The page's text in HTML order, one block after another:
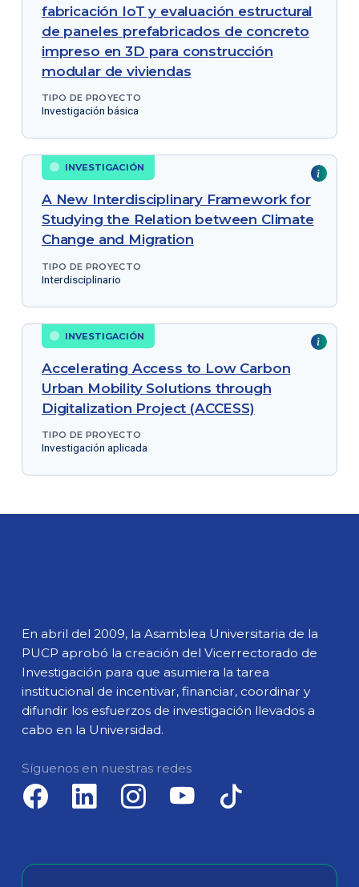
fabricación IoT y evaluación estructural
de paneles prefabricados de concreto
impreso en 3D para construcción
modular de viviendas
TIPO DE PROYECTO
Investigación básica
INVESTIGACIÓN
A New Interdisciplinary Framework for
Studying the Relation between Climate
Change and Migration
TIPO DE PROYECTO
Interdisciplinario
INVESTIGACIÓN
Accelerating Access to Low Carbon
Urban Mobility Solutions through
Digitalization Project (ACCESS)
TIPO DE PROYECTO
Investigación aplicada
En abril del 2009, la Asamblea Universitaria de la
PUCP aprobó la creación del Vicerrectorado de
Investigación para que asumiera la tarea
institucional de incentivar, financiar, coordinar y
difundir los esfuerzos de investigación llevados a
cabo en la Universidad.
Síguenos en nuestras redes